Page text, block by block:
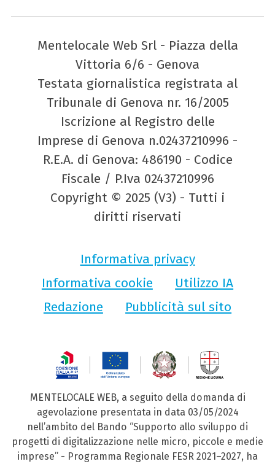
Mentelocale Web Srl - Piazza della
Vittoria 6/6 - Genova
Testata giornalistica registrata al
Tribunale di Genova nr. 16/2005
Iscrizione al Registro delle
Imprese di Genova n.02437210996 -
R.E.A. di Genova: 486190 - Codice
Fiscale / P.Iva 02437210996
Copyright © 2025 (V3) - Tutti i
diritti riservati
Informativa privacy
Informativa cookie
Utilizzo IA
Redazione
Pubblicità sul sito
MENTELOCALE WEB, a seguito della domanda di
agevolazione presentata in data 03/05/2024
nell’ambito del Bando “Supporto allo sviluppo di
progetti di digitalizzazione nelle micro, piccole e medie
imprese” - Programma Regionale FESR 2021–2027, ha